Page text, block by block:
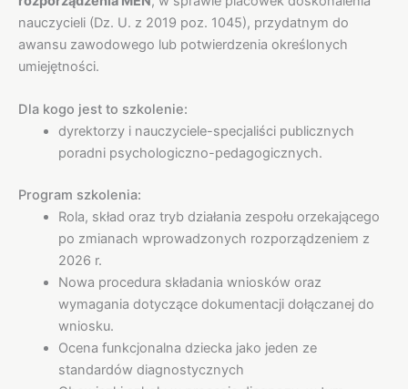
nauczycieli (Dz. U. z 2019 poz. 1045), przydatnym do
awansu zawodowego lub potwierdzenia określonych
umiejętności.
Dla kogo jest to szkolenie:
dyrektorzy i nauczyciele-specjaliści publicznych
poradni psychologiczno-pedagogicznych.
Program szkolenia:
Rola, skład oraz tryb działania zespołu orzekającego
po zmianach wprowadzonych rozporządzeniem z
2026 r.
Nowa procedura składania wniosków oraz
wymagania dotyczące dokumentacji dołączanej do
wniosku.
Ocena funkcjonalna dziecka jako jeden ze
standardów diagnostycznych